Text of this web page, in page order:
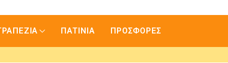
ΠΑΤΙΝΙΑ ΠΡΟΣΦΟΡΕΣ